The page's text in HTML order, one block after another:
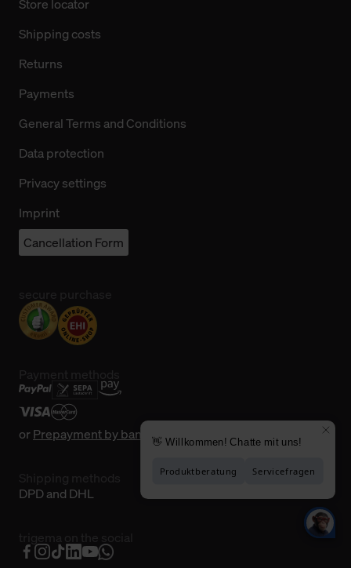
Store locator
Shipping costs
Returns
Payments
General Terms and Conditions
Data protection
Privacy settings
Imprint
Cancellation Form
orPrepayment by bank transfer
DPD and DHL